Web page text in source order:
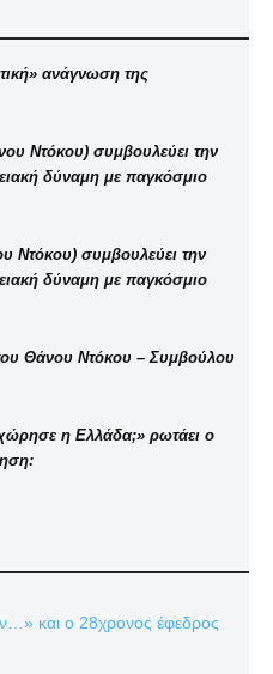
ανάγνωση της
Ντόκου) συμβουλεύει την
δύναμη με παγκόσμιο
Ντόκου) συμβουλεύει την
δύναμη με παγκόσμιο
Θάνου Ντόκου – Συμβούλου
η Ελλάδα;» ρωτάει ο
και ο 28χρονος έφεδρος